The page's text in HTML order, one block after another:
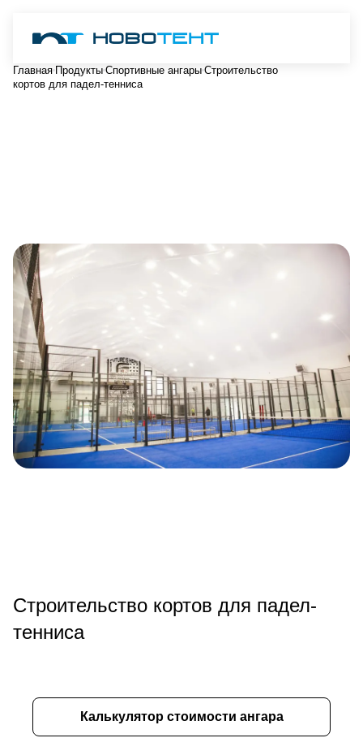
Главная Продукты Спортивные ангары Строительство
кортов для падел-тенниса
Строительство кортов для падел-
тенниса
Калькулятор стоимости ангара